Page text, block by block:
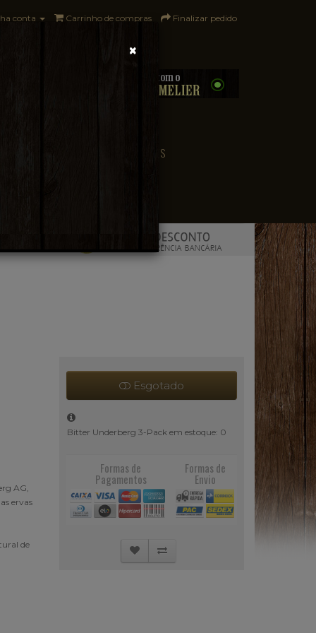
conta Carrinho de compras Finalizar pedido
PAÍSES
AG,
ervas
de
Esgotado
Bitter Underberg 3-Pack em estoque: 0
Formas de
Pagamentos
Formas de
Envio
×